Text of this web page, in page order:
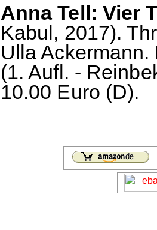
Anna Tell: Vier
Kabul, 2017).
Ulla
(1. Aufl. -
10.00 Euro (D).